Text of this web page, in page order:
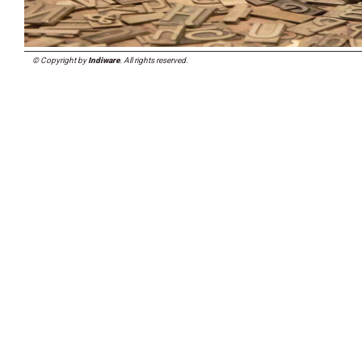
© Copyright byIndiware. All rights reserved.